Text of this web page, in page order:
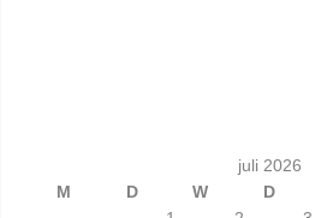
juli 2026
M
D W D